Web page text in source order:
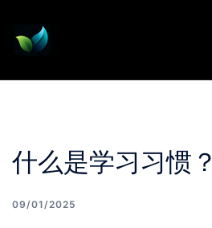
content
什么是学习习惯？
09/01/2025